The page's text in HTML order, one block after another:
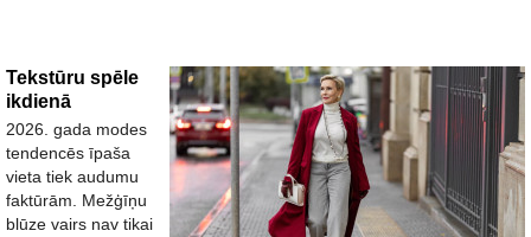
Tekstūru spēle
ikdienā
2026. gada modes
tendencēs īpaša
vieta tiek audumu
faktūrām. Mežģīņu
blūze vairs nav tikai